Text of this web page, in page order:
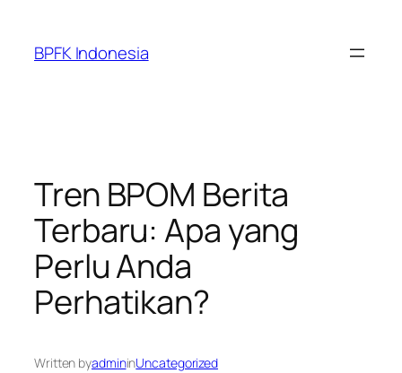
content
BPFK Indonesia
Tren BPOM Berita
Terbaru: Apa yang
Perlu Anda
Perhatikan?
Written byadmininUncategorized